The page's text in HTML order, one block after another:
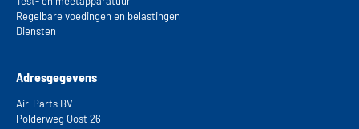
Regelbare voedingen en belastingen
Diensten
Adresgegevens
Air-Parts BV
Polderweg Oost 26